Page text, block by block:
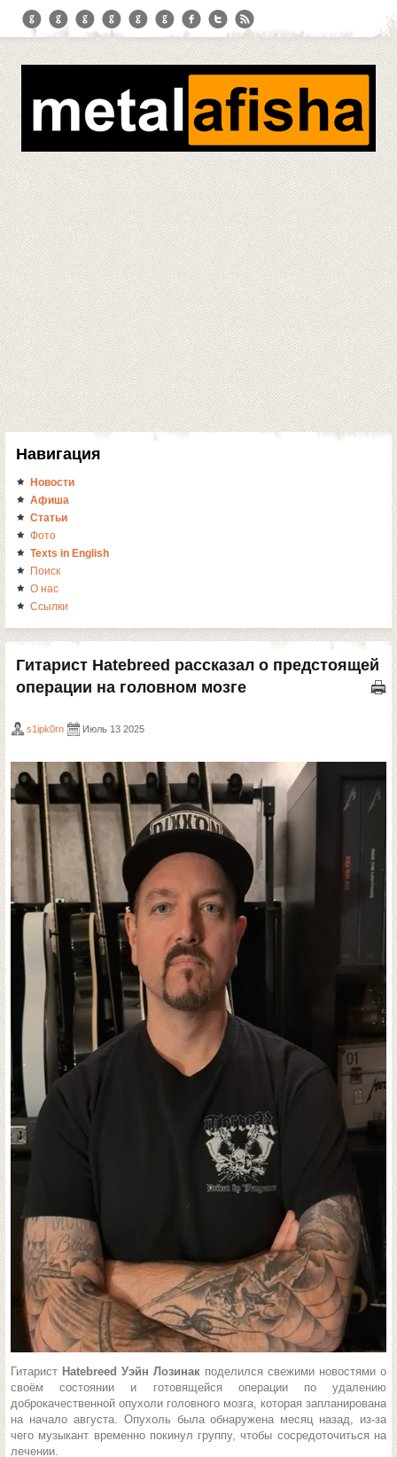
Навигация
Новости
Афиша
Статьи
Фото
Texts in English
Поиск
О нас
Ссылки
Гитарист Hatebreed рассказал о предстоящей
операции на головном мозге
s1ipk0rn Июль 13 2025
Гитарист Hatebreed Уэйн Лозинак поделился свежими новостями о
своём состоянии и готовящейся операции по удалению
доброкачественной опухоли головного мозга, которая запланирована
на начало августа. Опухоль была обнаружена месяц назад, из-за
чего музыкант временно покинул группу, чтобы сосредоточиться на
лечении.